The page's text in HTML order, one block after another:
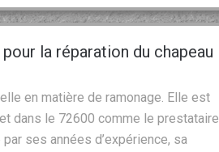
la réparation du chapeau
en matière de ramonage. Elle est
dans le 72600 comme le prestataire
ses années d’expérience, sa